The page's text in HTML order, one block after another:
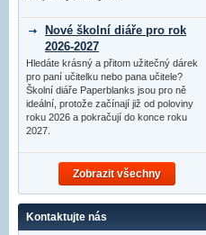
Nové školní diáře pro rok
2026-2027
Hledáte krásný a přitom užitečný dárek
pro paní učitelku nebo pana učitele?
Školní diáře Paperblanks jsou pro ně
ideální, protože začínají již od poloviny
roku 2026 a pokračují do konce roku
2027.
Zobrazit všechny
Kontaktujte nás